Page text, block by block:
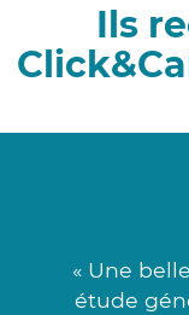
Ils
« Une
étude